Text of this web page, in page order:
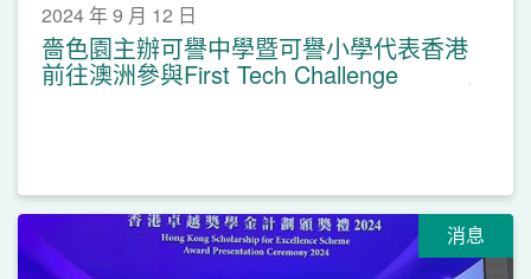
2024 年 9 月 12 日
嗇色園主辦可譽中學暨可譽小學代表香港
前往澳洲參與First Tech Challenge
消息